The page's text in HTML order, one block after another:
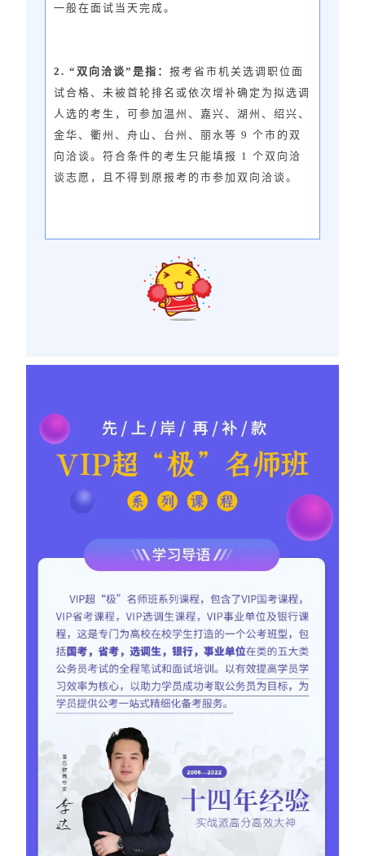
一般在面试当天完成。
2. “双向洽谈”是指： 报考省市机关选调职位面
试合格、未被首轮排名或依次增补确定为拟选调
人选的考生，可参加温州、嘉兴、湖州、绍兴、
金华、衢州、舟山、台州、丽水等 9 个市的双
向洽谈。符合条件的考生只能填报 1 个双向洽
谈志愿，且不得到原报考的市参加双向洽谈。